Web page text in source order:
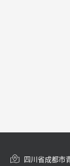
 四川省成都市